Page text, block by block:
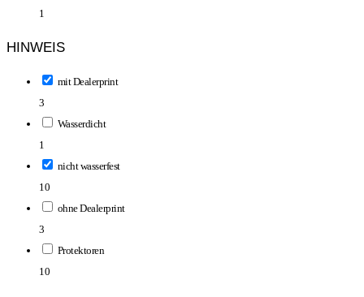
1
HINWEIS
mit Dealerprint
3
Wasserdicht
1
nicht wasserfest
10
ohne Dealerprint
3
Protektoren
10